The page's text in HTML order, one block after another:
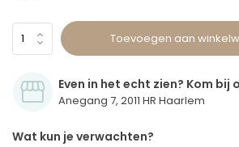
Toevoegen aan
Even in het echt zien? Kom bij
Anegang 7, 2011 HR Haarlem
Wat kun je verwachten?